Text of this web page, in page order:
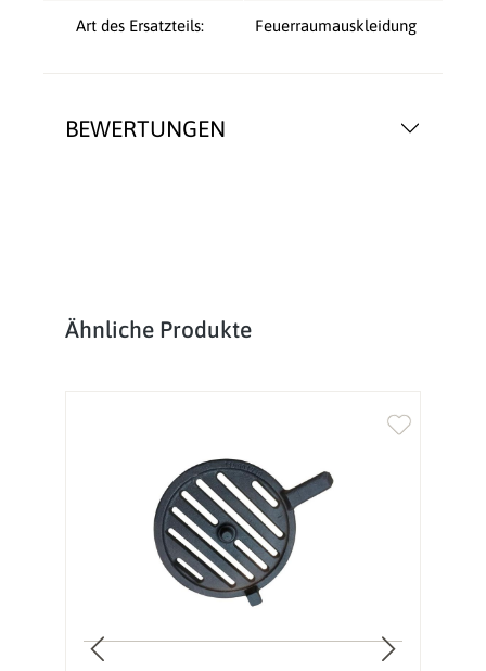
BEWERTUNGEN
Art des Ersatzteils: Feuerraumauskleidung
Produktgalerie überspringen
Ähnliche Produkte